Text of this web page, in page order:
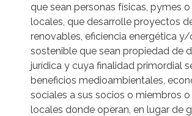
que sean personas físicas, pymes
locales, que desarrolle proyectos
renovables, eficiencia energética
sostenible que sean propiedad de
jurídica y cuya finalidad primordial
beneficios medioambientales,
sociales a sus socios o miembros
locales donde operan, en lugar de